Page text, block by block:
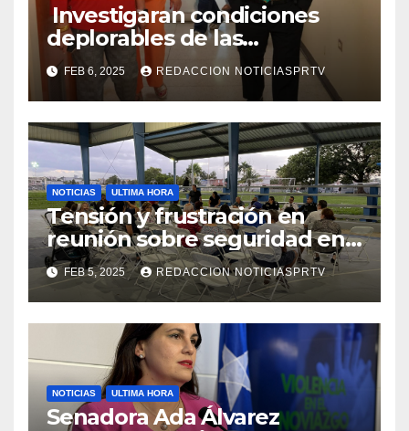
Investigaran condiciones
deplorables de las
facilidades el Departamento
de la Salud en Mayagüez
FEB 6, 2025 REDACCION NOTICIASPRTV
NOTICIAS ULTIMA HORA
Tensión y frustración en
reunión sobre seguridad en
Reparto Metropolitano
FEB 5, 2025 REDACCION NOTICIASPRTV
NOTICIAS ULTIMA HORA
Senadora Ada Álvarez